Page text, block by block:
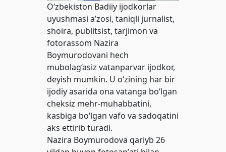
O‘zbekiston Badiiy ijodkorlar
uyushmasi aʼzosi, taniqli jurnalist,
shoira, publitsist, tarjimon va
fotorassom Nazira
Boymurodovani hech
mubolag‘asiz vatanparvar ijodkor,
deyish mumkin. U o‘zining har bir
ijodiy asarida ona vatanga bo‘lgan
cheksiz mehr-muhabbatini,
kasbiga bo‘lgan vafo va sadoqatini
aks ettirib turadi.
Nazira Boymurodova qariyb 26